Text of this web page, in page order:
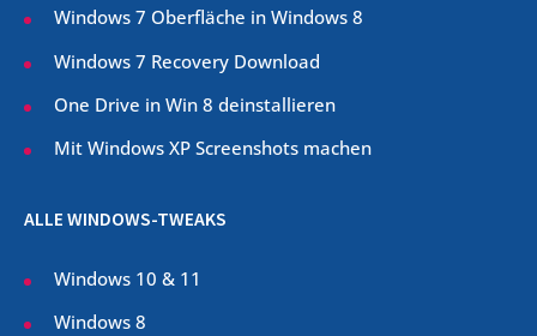
Windows 7 Oberfläche in Windows 8
Windows 7 Recovery Download
One Drive in Win 8 deinstallieren
Mit Windows XP Screenshots machen
ALLE WINDOWS-TWEAKS
Windows 10 & 11
Windows 8